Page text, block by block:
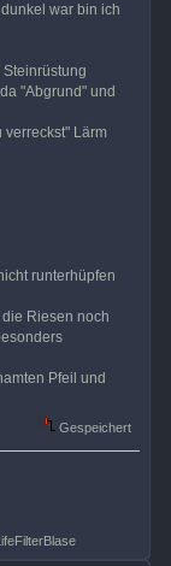
war bin ich
"Abgrund" und
verreckst" Lärm
runterhüpfen
Riesen noch
Pfeil und
Gespeichert